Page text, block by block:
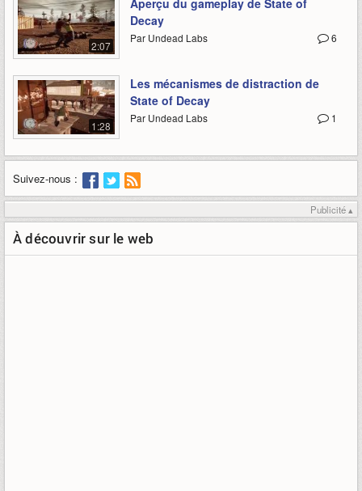
2:07
Aperçu du gameplay de State of
Decay
6
Par Undead Labs
1:28
Les mécanismes de distraction de
State of Decay
1
Par Undead Labs
Suivez-nous :
Publicité ▴
À découvrir sur le web